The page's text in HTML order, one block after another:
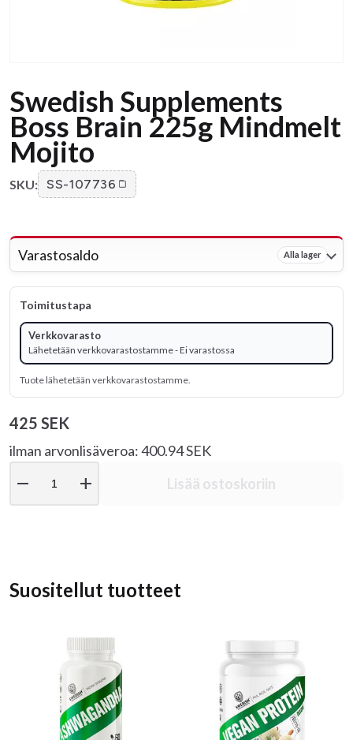
Swedish Supplements
Boss Brain 225g Mindmelt
Mojito
SKU: SS-107736
Varastosaldo Alla lager
Toimitustapa
Verkkovarasto
Lähetetään verkkovarastostamme - Ei varastossa
Tuote lähetetään verkkovarastostamme.
425 SEK
ilman arvonlisäveroa: 400.94 SEK
remove add Lisää ostoskoriin
Suositellut tuotteet